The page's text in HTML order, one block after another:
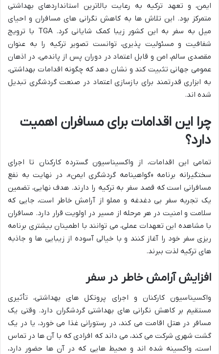
ایمن، و تعهد ترکیه به رعایت بالاترین استانداردهای بهداشتی
متمرکز بود. این تلاش ها به کاهش نگرانی های مسافران و احیای
میل به سفر به این کشور زیبا کمک شایانی کرد. TGA با ترویج
شفافیت و مسئولیت پذیری، توانست تصویر ترکیه را به عنوان
مقصدی سالم، امن و قابل اعتماد در دوران پس از پاندمی، در اذهان
عمومی جهانی تثبیت کند و نشان دهد که چگونه اقدامات بهداشتی،
به ابزاری قدرتمند برای بازسازی اعتماد در صنعت گردشگری تبدیل
شده اند.
چرا این اقدامات برای مسافران اهمیت
دارد؟
تمامی این اقدامات، از واکسیناسیون گسترده کارکنان تا اجرای
سختگیرانه برنامه «گواهینامه گردشگری ایمن»، در نهایت به نفع
مسافرانی است که قصد سفر به ترکیه را دارند. هدف نهایی، تضمین
یک تجربه سفر بی دغدغه و مملو از آرامش خاطر است، جایی که
سلامت و امنیت در هر مرحله از مسیر در اولویت قرار دارد. مسافران
با مشاهده این تعهدات عملی، می توانند با اطمینان بیشتری برنامه
ریزی سفر خود را آغاز کنند و با خیالی آسوده از زیبایی ها و جاذبه
های ترکیه لذت ببرند.
افزایش آرامش خاطر در سفر
واکسیناسیون کارکنان و اجرای پروتکل های بهداشتی، تأثیری
مستقیم بر کاهش نگرانی های بهداشتی گردشگران دارد. وقتی یک
مسافر در هتل اقامت می کند، در رستورانی غذا می خورد، یا در یک
گشت شهری شرکت می کند، می داند که افرادی که با آن ها در تماس
است، واکسینه شده اند و محیط هایی که در آن ها حضور دارد،